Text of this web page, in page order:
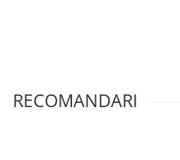
RECOMANDARI